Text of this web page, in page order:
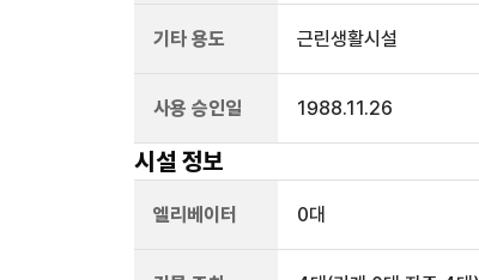
기타 용도 근린생활시설
사용 승인일 1988.11.26
시설 정보
엘리베이터 0대